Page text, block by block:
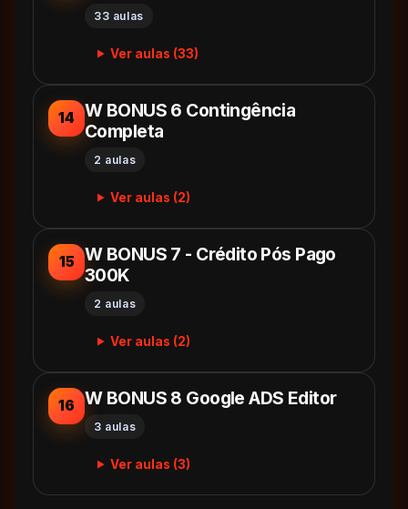
33 aulas
Ver aulas (33)
14
W BONUS 6 Contingência
Completa
2 aulas
Ver aulas (2)
15
W BONUS 7 - Crédito Pós Pago
300K
2 aulas
Ver aulas (2)
16 W BONUS 8 Google ADS Editor
3 aulas
Ver aulas (3)